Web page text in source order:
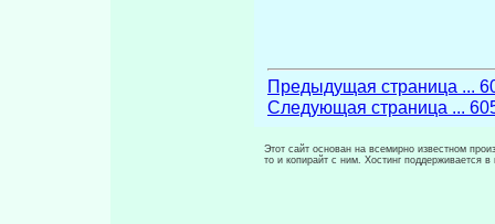
Предыдущая страница ...
Следующая страница ...
Этот сайт основан на всемирно известном
то и копирайт с ним. Хостинг поддерживается